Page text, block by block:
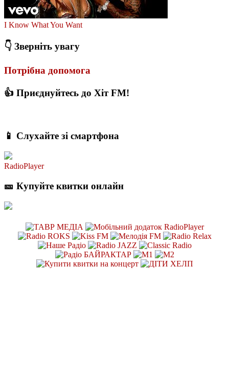
I Know What You Want
👇 Зверніть увагу
Потрібна допомога
👍 Приєднуйтесь до Хіт FM!
📱 Слухайте зі смартфона
RadioPlayer
🎫 Купуйте квитки онлайн